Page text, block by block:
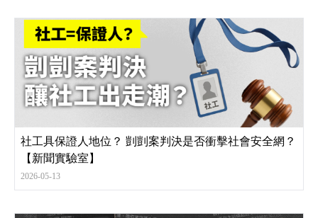
社工具保證人地位？ 剴剴案判決是否衝擊社會安全網？
【新聞實驗室】
2026-05-13